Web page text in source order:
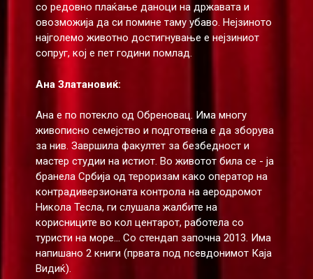
со редовно плаќање даноци на државата и
овозможија да си помине таму убаво. Нејзиното
најголемо животно достигнување е нејзиниот
сопруг, кој е пет години помлад.
Ана Златановиќ:
Ана е по потекло од Обреновац. Има многу
живописно семејство и подготвена е да зборува
за нив. Завршила факултет за безбедност и
мастер студии на истиот. Во животот била се - ја
бранела Србија од тероризам како оператор на
контрадиверзионата контрола на аеродромот
Никола Тесла, ги слушала жалбите на
корисниците во кол центарот, работела со
туристи на море... Со стендап започна 2013. Има
напишано 2 книги (првата под псевдонимот Каја
Видиќ).